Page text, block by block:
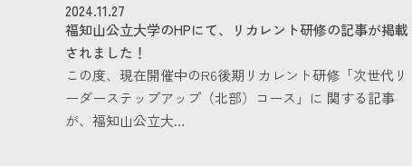
2024.11.27
福知山公立大学のHPにて、リカレント研修の記事が掲載
されました！
この度、現在開催中のR6後期リカレント研修「次世代リ
ーダーステップアップ（北部）コース」に 関する記事
が、福知山公立大…